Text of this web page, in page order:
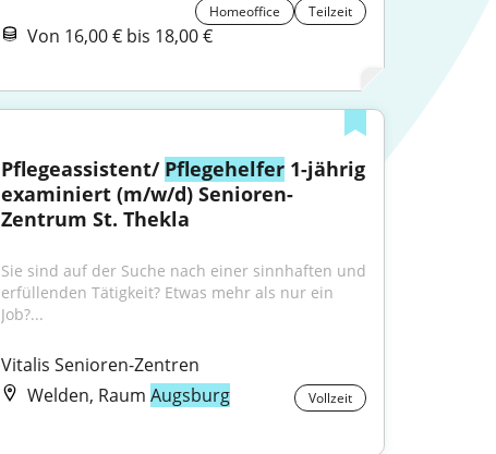
Homeoffice Teilzeit
Von 16,00 € bis 18,00 €
Pflegeassistent/ Pflegehelfer 1-jährig
examiniert (m/w/d) Senioren-
Zentrum St. Thekla
Sie sind auf der Suche nach einer sinnhaften und
erfüllenden Tätigkeit? Etwas mehr als nur ein
Job?...
Vitalis Senioren-Zentren
Welden, Raum Augsburg Vollzeit